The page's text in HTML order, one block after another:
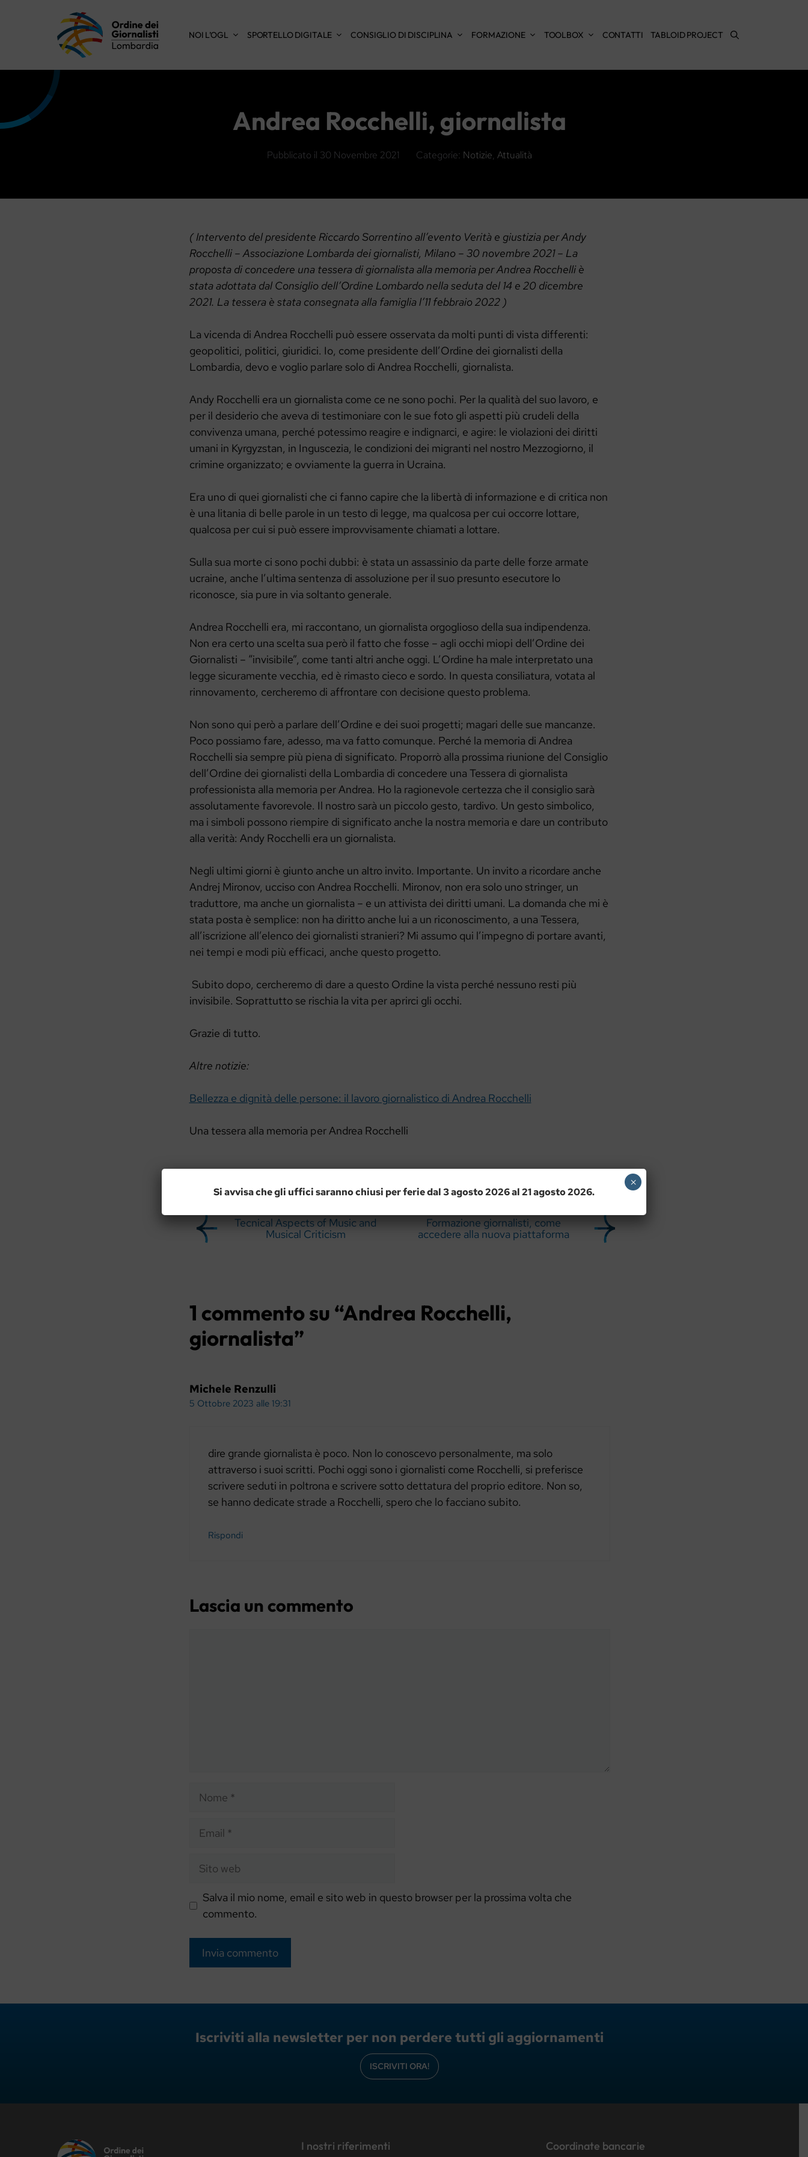
NOI L’OGL SPORTELLO DIGITALE CONSIGLIO DI DISCIPLINA FORMAZIONE TOOLBOX CONTATTI TABLOID PROJECT
Andrea Rocchelli, giornalista
Pubblicato il 30 Novembre 2021 Categorie: Notizie, Attualità
( Intervento del presidente Riccardo Sorrentino all’evento Verità e giustizia per Andy
Rocchelli – Associazione Lombarda dei giornalisti, Milano – 30 novembre 2021 – La
proposta di concedere una tessera di giornalista alla memoria per Andrea Rocchelli è
stata adottata dal Consiglio dell’Ordine Lombardo nella seduta del 14 e 20 dicembre
2021. La tessera è stata consegnata alla famiglia l’11 febbraio 2022 )
La vicenda di Andrea Rocchelli può essere osservata da molti punti di vista differenti:
geopolitici, politici, giuridici. Io, come presidente dell’Ordine dei giornalisti della
Lombardia, devo e voglio parlare solo di Andrea Rocchelli, giornalista.
Andy Rocchelli era un giornalista come ce ne sono pochi. Per la qualità del suo lavoro, e
per il desiderio che aveva di testimoniare con le sue foto gli aspetti più crudeli della
convivenza umana, perché potessimo reagire e indignarci, e agire: le violazioni dei diritti
umani in Kyrgyzstan, in Inguscezia, le condizioni dei migranti nel nostro Mezzogiorno, il
crimine organizzato; e ovviamente la guerra in Ucraina.
Era uno di quei giornalisti che ci fanno capire che la libertà di informazione e di critica non
è una litania di belle parole in un testo di legge, ma qualcosa per cui occorre lottare,
qualcosa per cui si può essere improvvisamente chiamati a lottare.
Sulla sua morte ci sono pochi dubbi: è stata un assassinio da parte delle forze armate
ucraine, anche l’ultima sentenza di assoluzione per il suo presunto esecutore lo
riconosce, sia pure in via soltanto generale.
Andrea Rocchelli era, mi raccontano, un giornalista orgoglioso della sua indipendenza.
Non era certo una scelta sua però il fatto che fosse – agli occhi miopi dell’Ordine dei
Giornalisti – “invisibile”, come tanti altri anche oggi. L’Ordine ha male interpretato una
legge sicuramente vecchia, ed è rimasto cieco e sordo. In questa consiliatura, votata al
rinnovamento, cercheremo di affrontare con decisione questo problema.
Non sono qui però a parlare dell’Ordine e dei suoi progetti; magari delle sue mancanze.
Poco possiamo fare, adesso, ma va fatto comunque. Perché la memoria di Andrea
Rocchelli sia sempre più piena di significato. Proporrò alla prossima riunione del Consiglio
dell’Ordine dei giornalisti della Lombardia di concedere una Tessera di giornalista
professionista alla memoria per Andrea. Ho la ragionevole certezza che il consiglio sarà
assolutamente favorevole. Il nostro sarà un piccolo gesto, tardivo. Un gesto simbolico,
ma i simboli possono riempire di significato anche la nostra memoria e dare un contributo
alla verità: Andy Rocchelli era un giornalista.
Negli ultimi giorni è giunto anche un altro invito. Importante. Un invito a ricordare anche
Andrej Mironov, ucciso con Andrea Rocchelli. Mironov, non era solo uno stringer, un
traduttore, ma anche un giornalista – e un attivista dei diritti umani. La domanda che mi è
stata posta è semplice: non ha diritto anche lui a un riconoscimento, a una Tessera,
all’iscrizione all’elenco dei giornalisti stranieri? Mi assumo qui l’impegno di portare avanti,
nei tempi e modi più efficaci, anche questo progetto.
Subito dopo, cercheremo di dare a questo Ordine la vista perché nessuno resti più
invisibile. Soprattutto se rischia la vita per aprirci gli occhi.
Grazie di tutto.
Altre notizie:
Bellezza e dignità delle persone: il lavoro giornalistico di Andrea Rocchelli
Una tessera alla memoria per Andrea Rocchelli
Tecnical Aspects of Music and
Musical Criticism
Formazione giornalisti, come
accedere alla nuova piattaforma
1 commento su “Andrea Rocchelli,
giornalista”
Michele Renzulli
5 Ottobre 2023 alle 19:31
dire grande giornalista è poco. Non lo conoscevo personalmente, ma solo
attraverso i suoi scritti. Pochi oggi sono i giornalisti come Rocchelli, si preferisce
scrivere seduti in poltrona e scrivere sotto dettatura del proprio editore. Non so,
se hanno dedicate strade a Rocchelli, spero che lo facciano subito.
Rispondi
Lascia un commento
Nome
Email
Sito
Salva il mio nome, email e sito web in questo browser per la prossima volta che
commento.
Iscriviti alla newsletter per non perdere tutti gli aggiornamenti
ISCRIVITI ORA!
I nostri riferimenti Coordinate bancarie
Si avvisa che gli uffici saranno chiusi per ferie dal 3 agosto 2026 al 21 agosto 2026.
×